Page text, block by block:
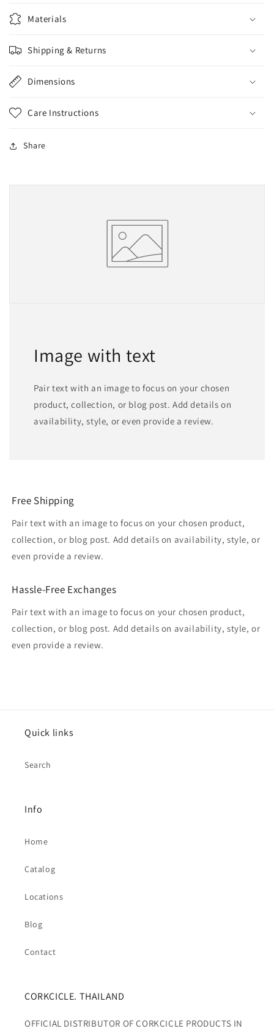
Materials
Shipping & Returns
Dimensions
Care Instructions
Share
Image with text
Pair text with an image to focus on your chosen
product, collection, or blog post. Add details on
availability, style, or even provide a review.
Free Shipping
Pair text with an image to focus on your chosen product,
collection, or blog post. Add details on availability, style, or
even provide a review.
Hassle-Free Exchanges
Pair text with an image to focus on your chosen product,
collection, or blog post. Add details on availability, style, or
even provide a review.
Quick links
Search
Info
Home
Catalog
Locations
Blog
Contact
CORKCICLE. THAILAND
OFFICIAL DISTRIBUTOR OF CORKCICLE PRODUCTS IN